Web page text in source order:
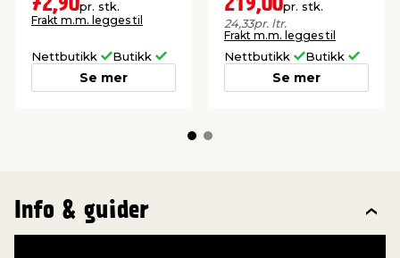
72,90pr. stk.
Frakt m.m. legges til
Nettbutikk Butikk
Se mer
219,00pr. stk.
24,33pr. ltr.
Frakt m.m. legges til
Nettbutikk Butikk
Se mer
Info & guider